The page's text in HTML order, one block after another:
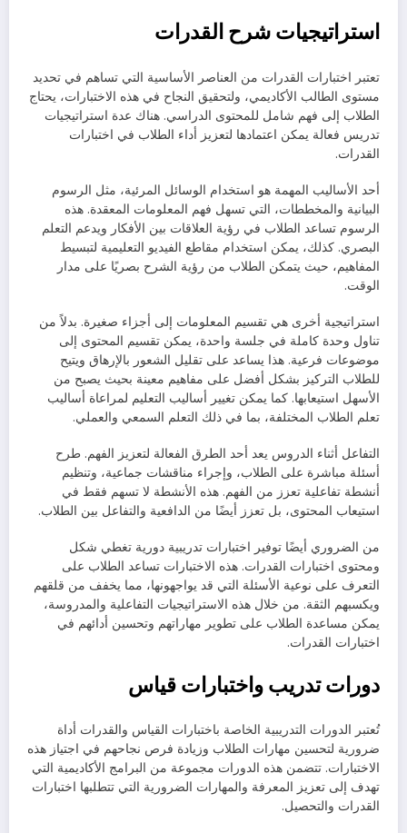
استراتيجيات شرح القدرات
تعتبر اختبارات القدرات من العناصر الأساسية التي تساهم في تحديد
مستوى الطالب الأكاديمي، ولتحقيق النجاح في هذه الاختبارات، يحتاج
الطلاب إلى فهم شامل للمحتوى الدراسي. هناك عدة استراتيجيات
تدريس فعالة يمكن اعتمادها لتعزيز أداء الطلاب في اختبارات
القدرات.
أحد الأساليب المهمة هو استخدام الوسائل المرئية، مثل الرسوم
البيانية والمخططات، التي تسهل فهم المعلومات المعقدة. هذه
الرسوم تساعد الطلاب في رؤية العلاقات بين الأفكار ويدعم التعلم
البصري. كذلك، يمكن استخدام مقاطع الفيديو التعليمية لتبسيط
المفاهيم، حيث يتمكن الطلاب من رؤية الشرح بصريًا على مدار
الوقت.
استراتيجية أخرى هي تقسيم المعلومات إلى أجزاء صغيرة. بدلاً من
تناول وحدة كاملة في جلسة واحدة، يمكن تقسيم المحتوى إلى
موضوعات فرعية. هذا يساعد على تقليل الشعور بالإرهاق ويتيح
للطلاب التركيز بشكل أفضل على مفاهيم معينة بحيث يصبح من
الأسهل استيعابها. كما يمكن تغيير أساليب التعليم لمراعاة أساليب
تعلم الطلاب المختلفة، بما في ذلك التعلم السمعي والعملي.
التفاعل أثناء الدروس يعد أحد الطرق الفعالة لتعزيز الفهم. طرح
أسئلة مباشرة على الطلاب، وإجراء مناقشات جماعية، وتنظيم
أنشطة تفاعلية تعزز من الفهم. هذه الأنشطة لا تسهم فقط في
استيعاب المحتوى، بل تعزز أيضًا من الدافعية والتفاعل بين الطلاب.
من الضروري أيضًا توفير اختبارات تدريبية دورية تغطي شكل
ومحتوى اختبارات القدرات. هذه الاختبارات تساعد الطلاب على
التعرف على نوعية الأسئلة التي قد يواجهونها، مما يخفف من قلقهم
ويكسبهم الثقة. من خلال هذه الاستراتيجيات التفاعلية والمدروسة،
يمكن مساعدة الطلاب على تطوير مهاراتهم وتحسين أدائهم في
اختبارات القدرات.
دورات تدريب واختبارات قياس
تُعتبر الدورات التدريبية الخاصة باختبارات القياس والقدرات أداة
ضرورية لتحسين مهارات الطلاب وزيادة فرص نجاحهم في اجتياز هذه
الاختبارات. تتضمن هذه الدورات مجموعة من البرامج الأكاديمية التي
تهدف إلى تعزيز المعرفة والمهارات الضرورية التي تتطلبها اختبارات
القدرات والتحصيل.